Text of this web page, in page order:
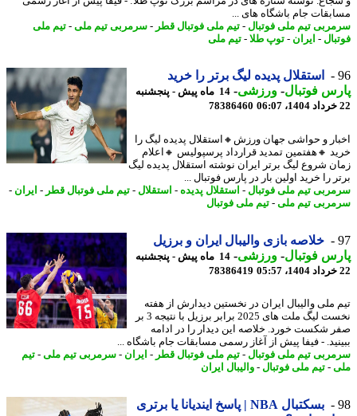
جام باشگاه های ...
تیم ملی فوتبال-تیم ملی فوتبال قطر -سرمربی تیم ملی -تیم ملی
-ایران - توپ طلا-تیم ملی
استقلال پدیده لیگ برتر را خرید
فوتبال-ورزشی-
14 ماه پیش - پنجشنبه
78386460
و حواشی جهان ورزش🔸استقلال پدیده لیگ را
🔸هفتمین تمدید قرارداد پرسپولیس 🔸اعلام
شروع لیگ برتر ایران نوشته استقلال پدیده لیگ
را خرید اولین بار در پارس فوتبال ...
تیم ملی فوتبال-استقلال پدیده-استقلال-تیم ملی فوتبال قطر -ایران -
تیم ملی -تیم ملی فوتبال
خلاصه بازی والیبال ایران و برزیل
فوتبال-ورزشی-
14 ماه پیش - پنجشنبه
78386419
ملی والیبال ایران در نخستین دیدارش از هفته
نخست لیگ ملت های 2025 برابر برزیل با نتیجه 3 بر
شکست خورد. خلاصه این دیدار را در ادامه
- فیفا پیش از آغاز رسمی مسابقات جام باشگاه ...
تیم ملی فوتبال-تیم ملی فوتبال قطر -ایران - سرمربی تیم ملی -تیم
-تیم ملی فوتبال-والیبال ایران
بسکتبال NBA | پاسخ ایندیانا یا برتری